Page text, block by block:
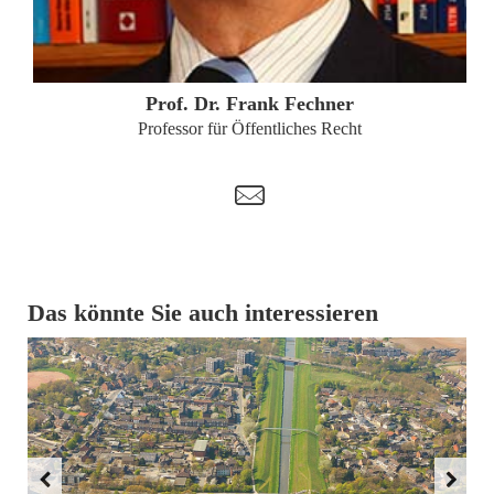
ZUM PROFIL
Prof. Dr. Frank Fechner
Professor für Öffentliches Recht
t
Das könnte Sie auch interessieren